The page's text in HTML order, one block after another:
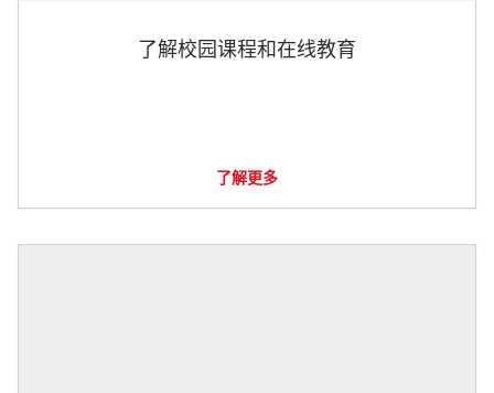
了解校园课程和在线教育
了解更多